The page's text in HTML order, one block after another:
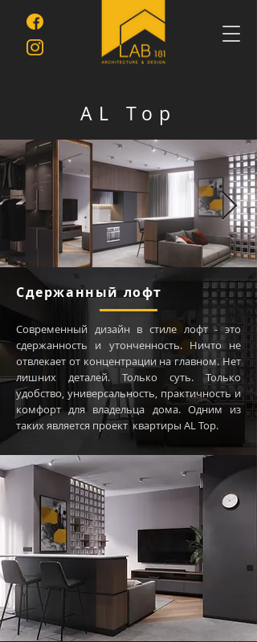
AL Top
Сдержанный лофт
Современный дизайн в стиле лофт - это
сдержанность и утонченность. Ничто не
отвлекает от концентрации на главном. Нет
лишних деталей. Только суть. Только
удобство, универсальность, практичность и
комфорт для владельца дома. Одним из
таких является проект квартиры AL Top.